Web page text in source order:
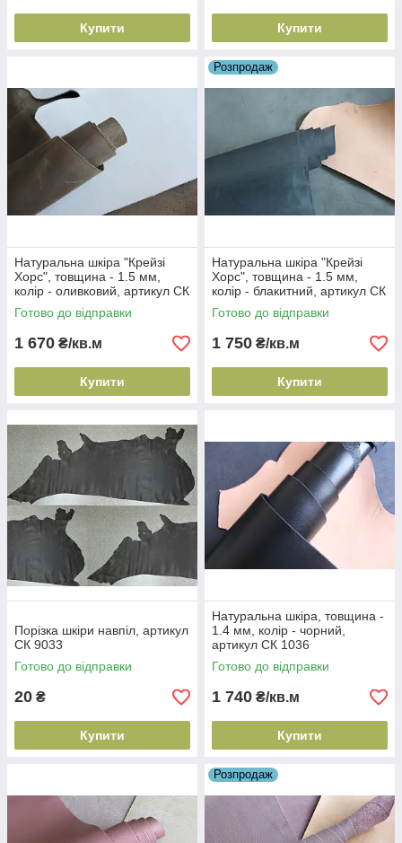
Купити Купити
Натуральна шкіра "Крейзі
Хорс", товщина - 1.5 мм,
колір - оливковий, артикул СК
1165
Готово до відправки
1 670 ₴/кв.м
Купити
Розпродаж
Натуральна шкіра "Крейзі
Хорс", товщина - 1.5 мм,
колір - блакитний, артикул СК
2096
Готово до відправки
1 750 ₴/кв.м
Купити
Порізка шкіри навпіл, артикул
СК 9033
Готово до відправки
20 ₴
Купити
Натуральна шкіра, товщина -
1.4 мм, колір - чорний,
артикул СК 1036
Готово до відправки
1 740 ₴/кв.м
Купити
Розпродаж